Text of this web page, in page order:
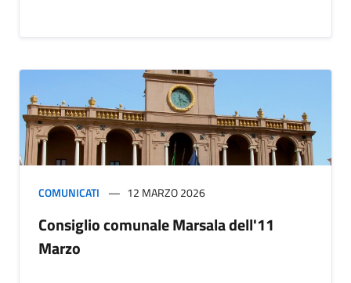
COMUNICATI 12 MARZO 2026
Consiglio comunale Marsala dell'11
Marzo